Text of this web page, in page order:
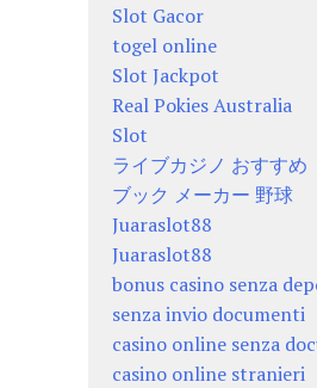
Slot Gacor
togel online
Slot Jackpot
Real Pokies Australia
Slot
ライブカジノ おすすめ
ブック メーカー 野球
Juaraslot88
Juaraslot88
bonus casino senza
senza invio documenti
casino online senza
casino online stranieri